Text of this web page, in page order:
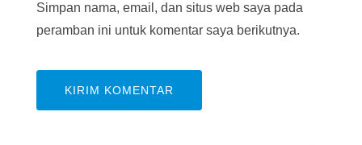
Simpan nama, email, dan situs web saya pada
peramban ini untuk komentar saya berikutnya.